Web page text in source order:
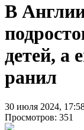
В
детей, а
ранил
30 июля 2024,
Просмотров: 351